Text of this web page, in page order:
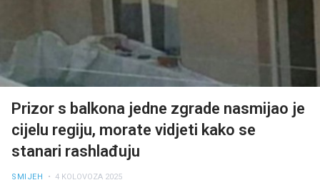
Prizor s balkona jedne zgrade nasmijao je
cijelu regiju, morate vidjeti kako se
stanari rashlađuju
SMIJEH • 4 KOLOVOZA 2025